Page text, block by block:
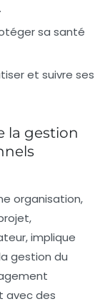
sa santé
et suivre ses
la gestion
organisation,
implique
gestion du
avec des